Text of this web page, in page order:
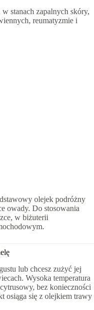
stanach zapalnych skóry,
reumatyzmie i
olejek podróżny
owady. Do stosowania
w biżuterii
lub chcesz zużyć jej
Wysoka temperatura
bez konieczności
osiąga się z olejkiem trawy